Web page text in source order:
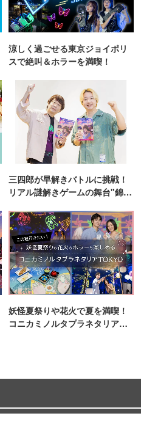
涼しく過ごせる東京ジョイポリ
スで絶叫＆ホラーを満喫！
三四郎が早解きバトルに挑戦！
リアル謎解きゲームの舞台"錦糸
妖怪夏祭りや花火で夏を満喫！
コニカミノルタプラネタリア